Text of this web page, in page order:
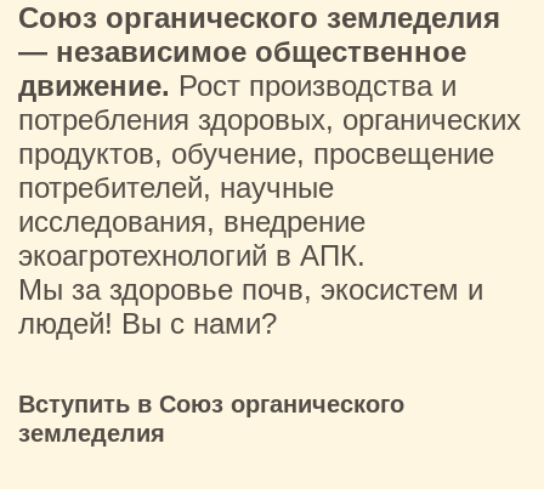
Союз органического земледелия
— независимое общественное
движение. Рост производства и
потребления здоровых, органических
продуктов, обучение, просвещение
потребителей, научные
исследования, внедрение
экоагротехнологий в АПК.
Мы за здоровье почв, экосистем и
людей! Вы с нами?
Вступить в Союз органического
земледелия